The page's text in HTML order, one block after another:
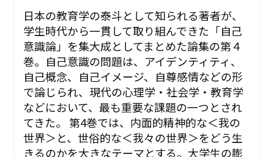
日本の教育学の泰斗として知られる著者が、
学生時代から一貫して取り組んできた「自己
意識論」を集大成としてまとめた論集の第４
巻。自己意識の問題は、アイデンティティ、
自己概念、自己イメージ、自尊感情などの形
で論じられ、現代の心理学・社会学・教育学
などにおいて、最も重要な課題の一つとされ
てきた。 第4巻では、内面的精神的な＜我の
世界＞と、世俗的な＜我々の世界＞をどう生
きるのかを大きなテーマとする。大学生の膨